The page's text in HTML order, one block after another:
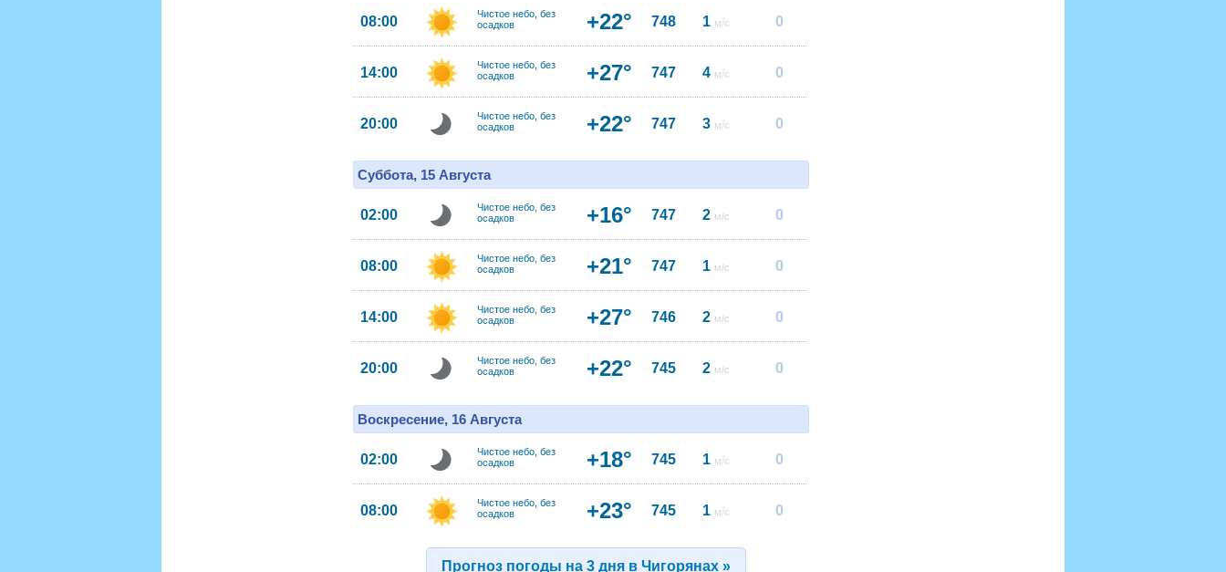
08:00
Чистое небо, без
осадков
+22° 748 1 м/с 0
14:00
Чистое небо, без
осадков
+27° 747 4 м/с 0
20:00
Чистое небо, без
осадков
+22° 747 3 м/с 0
Суббота, 15 Августа
02:00
Чистое небо, без
осадков
+16° 747 2 м/с 0
08:00
Чистое небо, без
осадков
+21° 747 1 м/с 0
14:00
Чистое небо, без
осадков
+27° 746 2 м/с 0
20:00
Чистое небо, без
осадков
+22° 745 2 м/с 0
Воскресение, 16 Августа
02:00
Чистое небо, без
осадков
+18° 745 1 м/с 0
08:00
Чистое небо, без
осадков
+23° 745 1 м/с 0
Прогноз погоды на 3 дня в Чигорянах »